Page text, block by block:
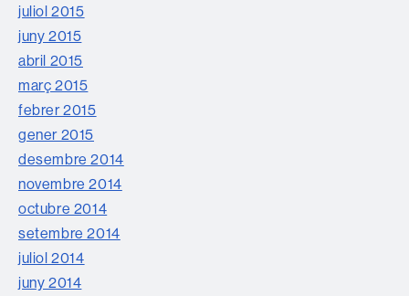
juliol 2015
juny 2015
abril 2015
març 2015
febrer 2015
gener 2015
desembre 2014
novembre 2014
octubre 2014
setembre 2014
juliol 2014
juny 2014